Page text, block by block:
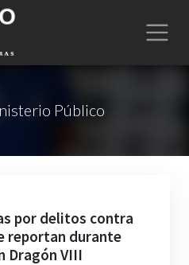
Público
por delitos contra
reportan durante
Dragón VIII